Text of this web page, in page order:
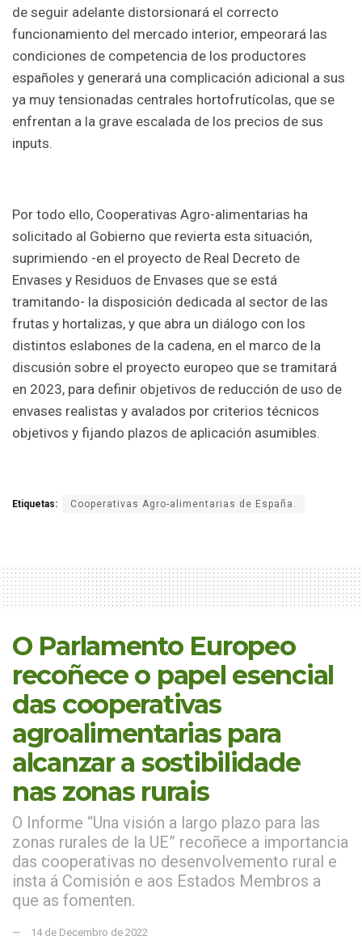
de seguir adelante distorsionará el correcto
funcionamiento del mercado interior, empeorará las
condiciones de competencia de los productores
españoles y generará una complicación adicional a sus
ya muy tensionadas centrales hortofrutícolas, que se
enfrentan a la grave escalada de los precios de sus
inputs.
Por todo ello, Cooperativas Agro-alimentarias ha
solicitado al Gobierno que revierta esta situación,
suprimiendo -en el proyecto de Real Decreto de
Envases y Residuos de Envases que se está
tramitando- la disposición dedicada al sector de las
frutas y hortalizas, y que abra un diálogo con los
distintos eslabones de la cadena, en el marco de la
discusión sobre el proyecto europeo que se tramitará
en 2023, para definir objetivos de reducción de uso de
envases realistas y avalados por criterios técnicos
objetivos y fijando plazos de aplicación asumibles.
Etiquetas: Cooperativas Agro-alimentarias de España.
O Parlamento Europeo
recoñece o papel esencial
das cooperativas
agroalimentarias para
alcanzar a sostibilidade
nas zonas rurais
O Informe “Una visión a largo plazo para las
zonas rurales de la UE” recoñece a importancia
das cooperativas no desenvolvemento rural e
insta á Comisión e aos Estados Membros a
que as fomenten.
14 de Decembro de 2022